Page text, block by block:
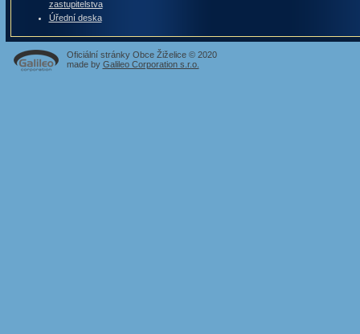
zastupitelstva
Úřední deska
Oficiální stránky Obce Žiželice © 2020
made by Galileo Corporation s.r.o.